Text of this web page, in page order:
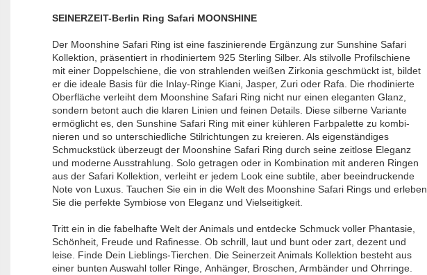
SEINERZEIT-Berlin Ring Safari MOONSHINE
Der Moonshine Safari Ring ist eine faszinierende Ergänzung zur Sunshine Safari
Kollektion, präsentiert in rhodiniertem 925 Sterling Silber. Als stilvolle Profilschiene
mit einer Doppelschiene, die von strahlenden weißen Zirkonia geschmückt ist, bildet
er die ideale Basis für die Inlay-Ringe Kiani, Jasper, Zuri oder Rafa. Die rhodinierte
Oberfläche verleiht dem Moonshine Safari Ring nicht nur einen eleganten Glanz,
sondern betont auch die klaren Linien und feinen Details. Diese silberne Variante
ermöglicht es, den Sunshine Safari Ring mit einer kühleren Farbpalette zu kombi-
nieren und so unterschiedliche Stilrichtungen zu kreieren. Als eigenständiges
Schmuckstück überzeugt der Moonshine Safari Ring durch seine zeitlose Eleganz
und moderne Ausstrahlung. Solo getragen oder in Kombination mit anderen Ringen
aus der Safari Kollektion, verleiht er jedem Look eine subtile, aber beeindruckende
Note von Luxus. Tauchen Sie ein in die Welt des Moonshine Safari Rings und erleben
Sie die perfekte Symbiose von Eleganz und Vielseitigkeit.
Tritt ein in die fabelhafte Welt der Animals und entdecke Schmuck voller Phantasie,
Schönheit, Freude und Rafinesse. Ob schrill, laut und bunt oder zart, dezent und
leise. Finde Dein Lieblings-Tierchen. Die Seinerzeit Animals Kollektion besteht aus
einer bunten Auswahl toller Ringe, Anhänger, Broschen, Armbänder und Ohrringe.